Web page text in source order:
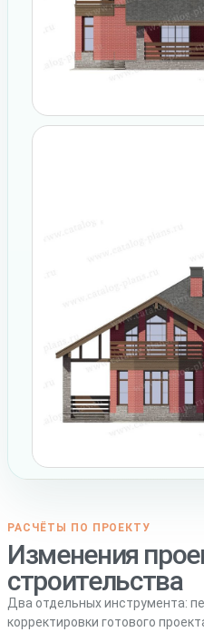
РАСЧЁТЫ ПО ПРОЕКТУ
Изменения
строительства
Два отдельных инструмента:
корректировки готового